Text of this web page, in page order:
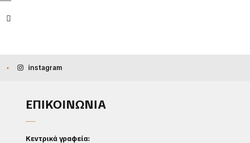
instagram
ΕΠΙΚΟΙΝΩΝΙΑ
Κεντρικά γραφεία: